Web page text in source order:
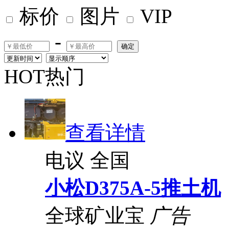
标价
图片
VIP
-
确定
HOT热门
查看详情
电议 全国
小松D375A-5推土机
全球矿业宝 广告